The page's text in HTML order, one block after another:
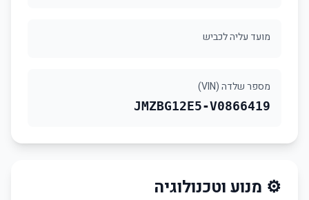
מועד עליה לכביש
מספר שלדה (VIN)
JMZBG12E5-V0866419
⚙️ מנוע וטכנולוגיה